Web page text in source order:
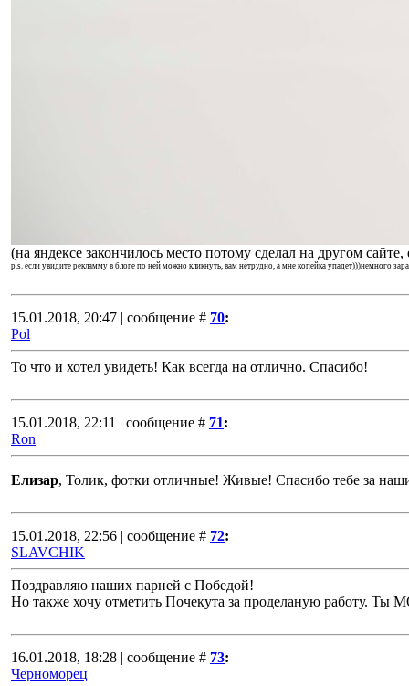
(на яндексе закончилось место потому сделал на другом
p.s. если увидите рекламму в блоге по ней можно кликнуть, вам нетрудно, а мне копейка упадет)))немного
15.01.2018, 20:47 | сообщение # 70:
Pol
То что и хотел увидеть! Как всегда на отлично. Спасибо!
15.01.2018, 22:11 | сообщение # 71:
Ron
Елизар, Толик, фотки отличные! Живые! Спасибо тебе за
15.01.2018, 22:56 | сообщение # 72:
SLAVCHIK
Поздравляю наших парней с Победой!
Но также хочу отметить Почекута за проделаную работу.
16.01.2018, 18:28 | сообщение # 73:
Черноморец